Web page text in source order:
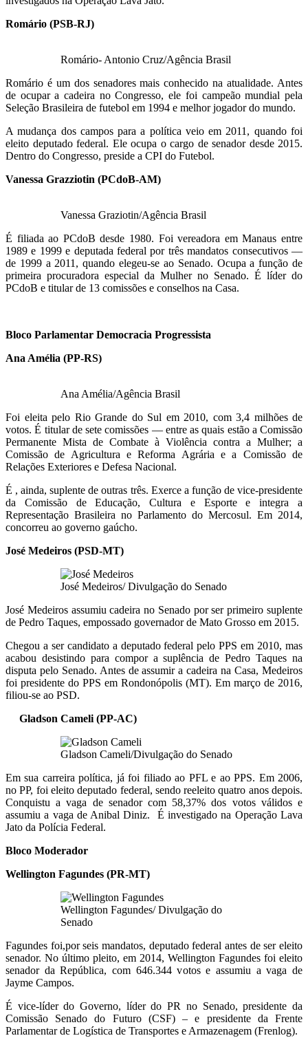
Romário (PSB-RJ)
Romário- Antonio Cruz/Agência Brasil
Romário é um dos senadores mais conhecido na atualidade. Antes
de ocupar a cadeira no Congresso, ele foi campeão mundial pela
Seleção Brasileira de futebol em 1994 e melhor jogador do mundo.
A mudança dos campos para a política veio em 2011, quando foi
eleito deputado federal. Ele ocupa o cargo de senador desde 2015.
Dentro do Congresso, preside a CPI do Futebol.
Vanessa Grazziotin (PCdoB-AM)
Vanessa Graziotin/Agência Brasil
É filiada ao PCdoB desde 1980. Foi vereadora em Manaus entre
1989 e 1999 e deputada federal por três mandatos consecutivos —
de 1999 a 2011, quando elegeu-se ao Senado. Ocupa a função de
primeira procuradora especial da Mulher no Senado. É líder do
PCdoB e titular de 13 comissões e conselhos na Casa.
Bloco Parlamentar Democracia Progressista
Ana Amélia (PP-RS)
Ana Amélia/Agência Brasil
Foi eleita pelo Rio Grande do Sul em 2010, com 3,4 milhões de
votos. É titular de sete comissões — entre as quais estão a Comissão
Permanente Mista de Combate à Violência contra a Mulher; a
Comissão de Agricultura e Reforma Agrária e a Comissão de
Relações Exteriores e Defesa Nacional.
É , ainda, suplente de outras três. Exerce a função de vice-presidente
da Comissão de Educação, Cultura e Esporte e integra a
Representação Brasileira no Parlamento do Mercosul. Em 2014,
concorreu ao governo gaúcho.
José Medeiros (PSD-MT)
José Medeiros/ Divulgação do Senado
José Medeiros assumiu cadeira no Senado por ser primeiro suplente
de Pedro Taques, empossado governador de Mato Grosso em 2015.
Chegou a ser candidato a deputado federal pelo PPS em 2010, mas
acabou desistindo para compor a suplência de Pedro Taques na
disputa pelo Senado. Antes de assumir a cadeira na Casa, Medeiros
foi presidente do PPS em Rondonópolis (MT). Em março de 2016,
filiou-se ao PSD.
Gladson Cameli (PP-AC)
Gladson Cameli/Divulgação do Senado
Em sua carreira política, já foi filiado ao PFL e ao PPS. Em 2006,
no PP, foi eleito deputado federal, sendo reeleito quatro anos depois.
Conquistu a vaga de senador com 58,37% dos votos válidos e
assumiu a vaga de Anibal Diniz. É investigado na Operação Lava
Jato da Polícia Federal.
Bloco Moderador
Wellington Fagundes (PR-MT)
Wellington Fagundes/ Divulgação do
Senado
Fagundes foi,por seis mandatos, deputado federal antes de ser eleito
senador. No último pleito, em 2014, Wellington Fagundes foi eleito
senador da República, com 646.344 votos e assumiu a vaga de
Jayme Campos.
É vice-líder do Governo, líder do PR no Senado, presidente da
Comissão Senado do Futuro (CSF) – e presidente da Frente
Parlamentar de Logística de Transportes e Armazenagem (Frenlog).